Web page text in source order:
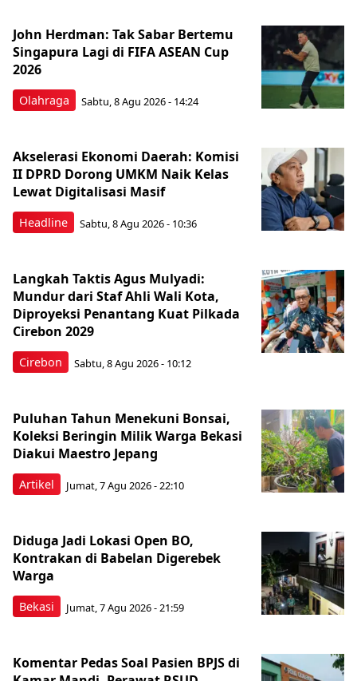
Olahraga
John Herdman: Tak Sabar Bertemu
Singapura Lagi di FIFA ASEAN Cup
2026
Sabtu, 8 Agu 2026 - 14:24
Headline
Akselerasi Ekonomi Daerah: Komisi
II DPRD Dorong UMKM Naik Kelas
Lewat Digitalisasi Masif
Sabtu, 8 Agu 2026 - 10:36
Cirebon
Langkah Taktis Agus Mulyadi:
Mundur dari Staf Ahli Wali Kota,
Diproyeksi Penantang Kuat Pilkada
Cirebon 2029
Sabtu, 8 Agu 2026 - 10:12
Artikel
Puluhan Tahun Menekuni Bonsai,
Koleksi Beringin Milik Warga Bekasi
Diakui Maestro Jepang
Jumat, 7 Agu 2026 - 22:10
Bekasi
Diduga Jadi Lokasi Open BO,
Kontrakan di Babelan Digerebek
Warga
Jumat, 7 Agu 2026 - 21:59
Komentar Pedas Soal Pasien BPJS di